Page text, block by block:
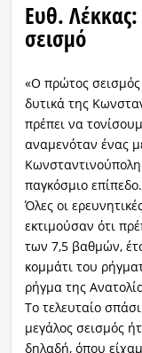
Ευθ.
σεισμό
«Ο πρώτος
δυτικά της
πρέπει να
αναμενόταν ένας
παγκόσμιο επίπεδο.
Όλες οι
εκτιμούσαν ότι
των 7,5 βαθμών,
κομμάτι του
ρήγμα της
Το τελευταίο
μεγάλος σεισμός
δηλαδή, όπου